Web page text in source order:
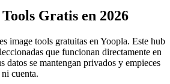
Gratis en 2026
image tools gratuitas en Yoopla. Este hub
que funcionan directamente en
datos se mantengan privados y empieces
cuenta.